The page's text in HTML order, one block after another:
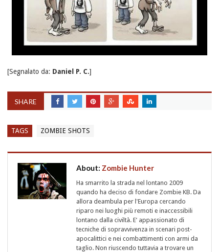
[Segnalato da: Daniel P. C.]
SHARE
TAGS ZOMBIE SHOTS
About: Zombie Hunter
Ha smarrito la strada nel lontano 2009
quando ha deciso di fondare Zombie KB. Da
allora deambula per l'Europa cercando
riparo nei luoghi più remoti e inaccessibili
lontano dalla civiltà. E' appassionato di
tecniche di sopravvivenza in scenari post-
apocalittici e nei combattimenti con armi da
taglio. Non riuscendo tuttavia a trovare un